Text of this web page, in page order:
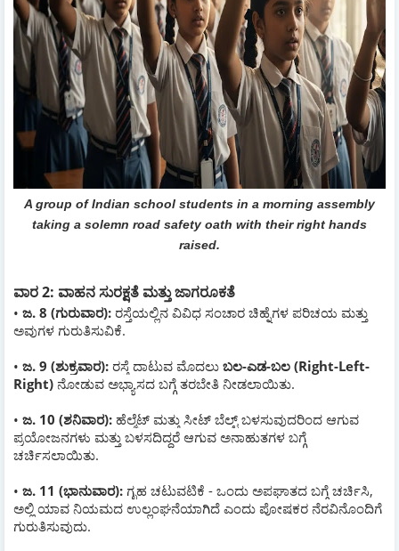
A group of Indian school students in a morning assembly
taking a solemn road safety oath with their right hands
raised.
ವಾರ 2: ವಾಹನ ಸುರಕ್ಷತೆ ಮತ್ತು ಜಾಗರೂಕತೆ
• ಜ. 8 (ಗುರುವಾರ): ರಸ್ತೆಯಲ್ಲಿನ ವಿವಿಧ ಸಂಚಾರ ಚಿಹ್ನೆಗಳ ಪರಿಚಯ ಮತ್ತು
ಅವುಗಳ ಗುರುತಿಸುವಿಕೆ.
• ಜ. 9 (ಶುಕ್ರವಾರ): ರಸ್ತೆ ದಾಟುವ ಮೊದಲು ಬಲ-ಎಡ-ಬಲ (Right-Left-
Right) ನೋಡುವ ಅಭ್ಯಾಸದ ಬಗ್ಗೆ ತರಬೇತಿ ನೀಡಲಾಯಿತು.
• ಜ. 10 (ಶನಿವಾರ): ಹೆಲ್ಮೆಟ್ ಮತ್ತು ಸೀಟ್ ಬೆಲ್ಟ್ ಬಳಸುವುದರಿಂದ ಆಗುವ
ಪ್ರಯೋಜನಗಳು ಮತ್ತು ಬಳಸದಿದ್ದರೆ ಆಗುವ ಅನಾಹುತಗಳ ಬಗ್ಗೆ
ಚರ್ಚಿಸಲಾಯಿತು.
• ಜ. 11 (ಭಾನುವಾರ): ಗೃಹ ಚಟುವಟಿಕೆ - ಒಂದು ಅಪಘಾತದ ಬಗ್ಗೆ ಚರ್ಚಿಸಿ,
ಅಲ್ಲಿ ಯಾವ ನಿಯಮದ ಉಲ್ಲಂಘನೆಯಾಗಿದೆ ಎಂದು ಪೋಷಕರ ನೆರವಿನೊಂದಿಗೆ
ಗುರುತಿಸುವುದು.